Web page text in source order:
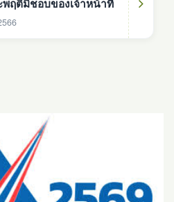
พฤติมิชอบของเจ้าหน้าที่